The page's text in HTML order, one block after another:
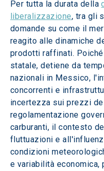
Per tutta la durata della
liberalizzazione, tra gli
domande su come il
reagito alle dinamiche
prodotti raffinati.
statale, detiene da
nazionali in Messico,
concorrenti e
incertezza sui prezzi
regolamentazione
carburanti, il contesto
fluttuazioni e
condizioni
e variabilità economica,